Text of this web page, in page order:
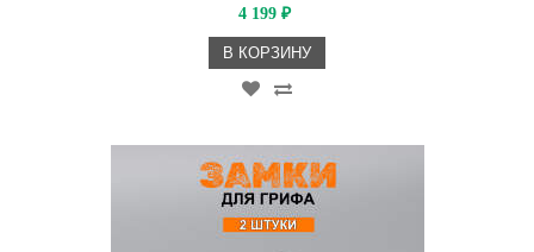
4 199 ₽
В КОРЗИНУ